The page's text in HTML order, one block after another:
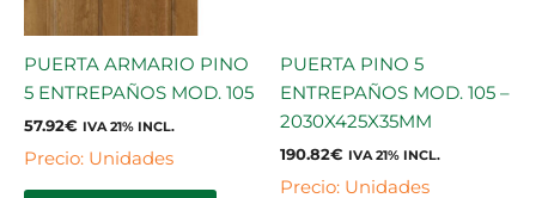
PUERTA ARMARIO PINO
5 ENTREPAÑOS MOD. 105
57.92€ IVA 21% INCL.
Precio: Unidades
PUERTA PINO 5
ENTREPAÑOS MOD. 105 –
2030X425X35MM
190.82€ IVA 21% INCL.
Precio: Unidades